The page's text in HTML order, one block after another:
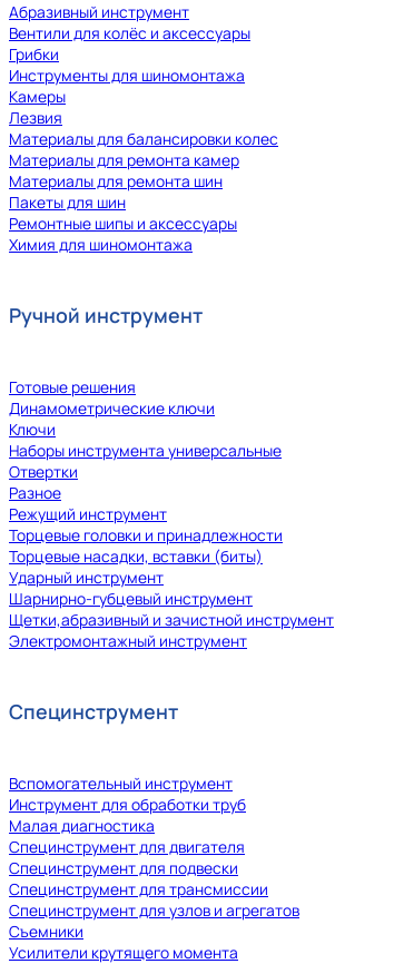
Абразивный инструмент
Вентили для колёс и аксессуары
Грибки
Инструменты для шиномонтажа
Камеры
Лезвия
Материалы для балансировки колес
Материалы для ремонта камер
Материалы для ремонта шин
Пакеты для шин
Ремонтные шипы и аксессуары
Химия для шиномонтажа
Ручной инструмент
Готовые решения
Динамометрические ключи
Ключи
Наборы инструмента универсальные
Отвертки
Разное
Режущий инструмент
Торцевые головки и принадлежности
Торцевые насадки, вставки (биты)
Ударный инструмент
Шарнирно-губцевый инструмент
Щетки,абразивный и зачистной инструмент
Электромонтажный инструмент
Специнструмент
Вспомогательный инструмент
Инструмент для обработки труб
Малая диагностика
Специнструмент для двигателя
Специнструмент для подвески
Специнструмент для трансмиссии
Специнструмент для узлов и агрегатов
Съемники
Усилители крутящего момента